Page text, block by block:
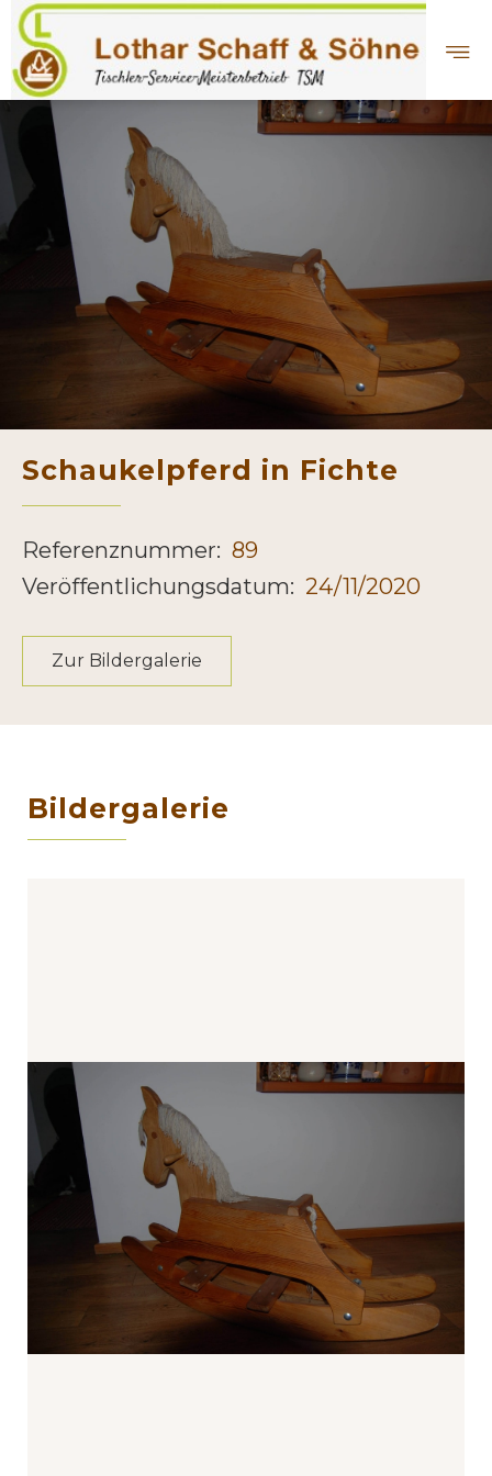
Schaukelpferd in Fichte
Referenznummer: 89
Veröffentlichungsdatum: 24/11/2020
Zur Bildergalerie
Bildergalerie